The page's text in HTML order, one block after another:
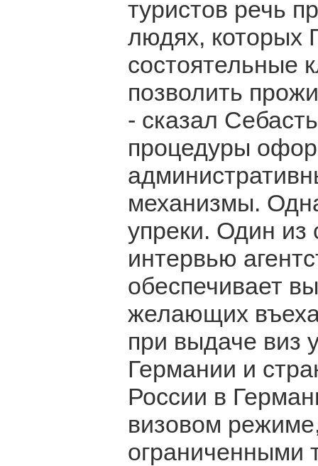
туристов речь
людях, которых
состоятельные
позволить
- сказал
процедуры
механизмы.
упреки. Один из
интервью
обеспечивает
желающих
при выдаче виз
Германии и
России в
визовом
ограниченными